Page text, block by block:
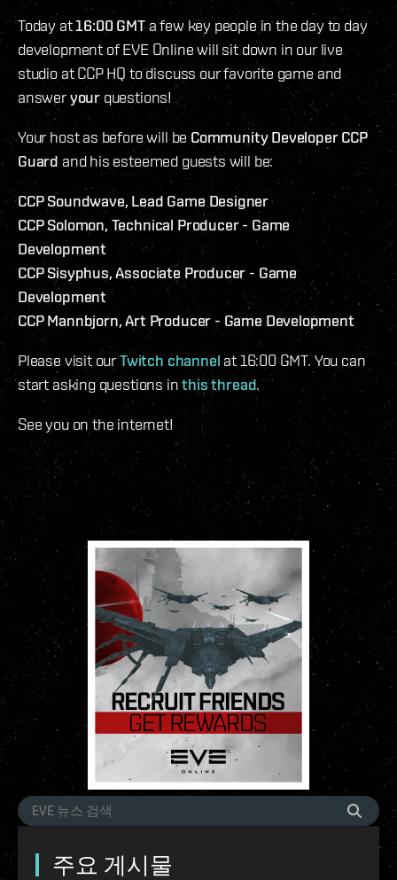
Today at16:00 GMTa few key people in the day to day
development of EVE Online will sit down in our live
studio at CCP HQ to discuss our favorite game and
answeryourquestions!
Your host as before will be Community Developer CCP
Guard and his esteemed guests will be:
CCP Soundwave, Lead Game Designer
CCP Solomon, Technical Producer - Game
Development
CCP Sisyphus, Associate Producer - Game
Development
CCP Mannbjorn, Art Producer - Game Development
Please visit ourTwitch channel at 16:00 GMT. You can
start asking questions inthis thread.
See you on the internet!
주요 게시물